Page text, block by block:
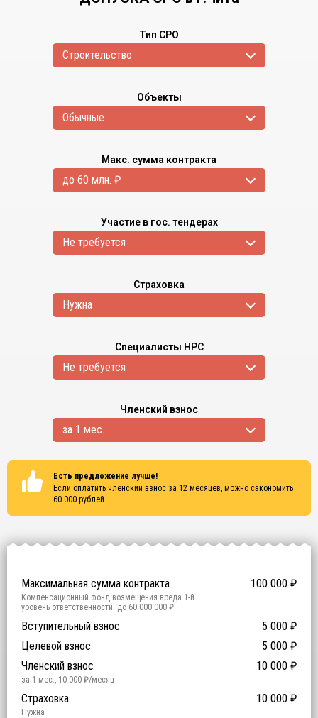
Тип СРО
Cтроительство
Объекты
Обычные
Макс. сумма контракта
до 60 млн. ₽
Участие в гос. тендерах
Не требуется
Страховка
Нужна
Специалисты НРС
Не требуется
Членский взнос
за 1 мес.
Есть предложение лучше!
Если оплатить членский взнос за 12 месяцев, можно сэкономить
60 000 рублей.
Сертификаты
Максимальная сумма контракта
100 000 ₽
Компенсационный фонд возмещения вреда 1 -й
уровень ответственности: до 60 000 000 ₽
Участие в гос. тендерах и аукционах 0 ₽
Компенсационный фонд договорных обязательств
й уровень ответственности:
Вступительный взнос 5 000 ₽
Целевой взнос
5 000 ₽
Членский взнос
10 000 ₽
за 1 мес., 10 000 ₽/месяц
Предоставление специалистов НРС 0 ₽
0₽ за человека
Сертификат ISO 9001 14 500 ₽
ISO 9001
Сертификат ISO 14001 14 500 ₽
ISO 14001
Сертификат OHSAS 18001 14 500 ₽
OHSAS 18001
Страховка 10 000 ₽
Нужна